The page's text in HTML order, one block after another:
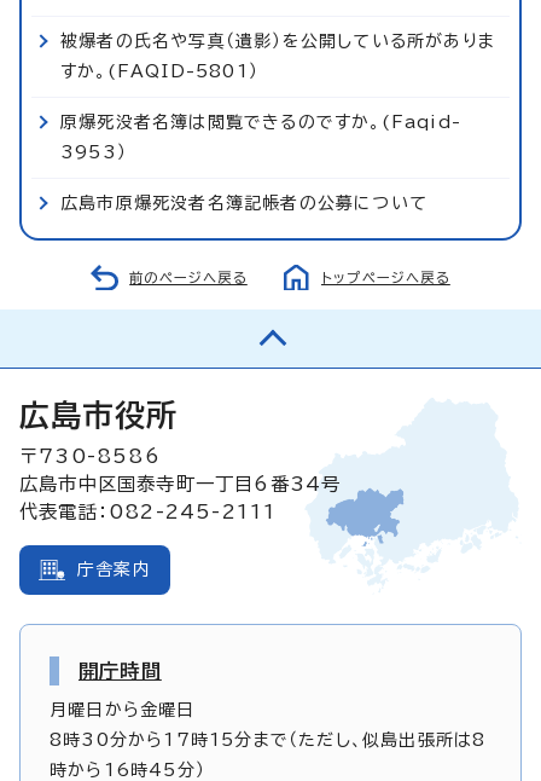
被爆者の氏名や写真（遺影）を公開している所がありま
すか。(FAQID-5801）
原爆死没者名簿は閲覧できるのですか。(Faqid-
3953）
広島市原爆死没者名簿記帳者の公募について
前のページへ戻る トップページへ戻る
広島市役所
〒730-8586
広島市中区国泰寺町一丁目6番34号
代表電話：082-245-2111
庁舎案内
開庁時間
月曜日から金曜日
8時30分から17時15分まで（ただし、似島出張所は8
時から16時45分）